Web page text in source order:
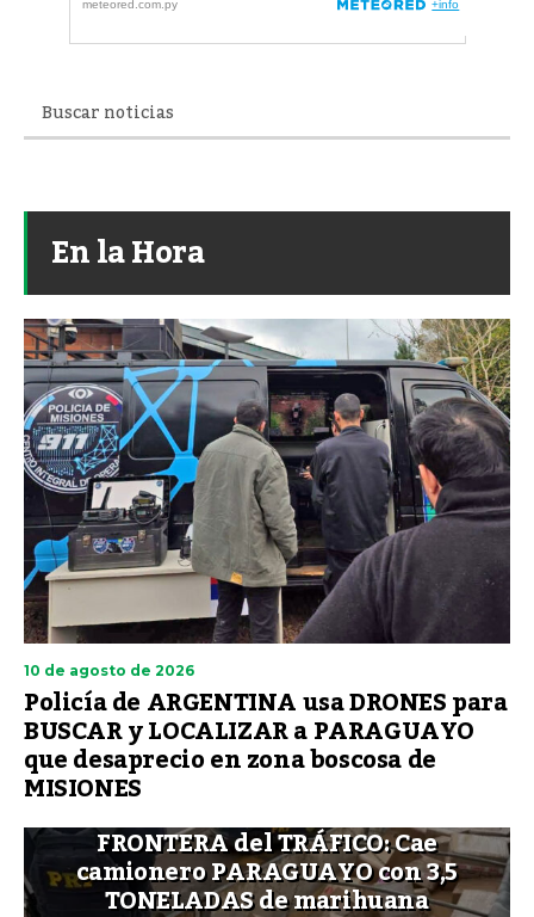
En la Hora
10 de agosto de 2026
Policía de ARGENTINA usa DRONES para
BUSCAR y LOCALIZAR a PARAGUAYO
que desaprecio en zona boscosa de
MISIONES
FRONTERA del TRÁFICO: Cae
camionero PARAGUAYO con 3,5
TONELADAS de marihuana